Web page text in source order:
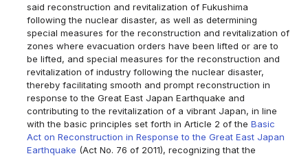
said reconstruction and revitalization of Fukushima
following the nuclear disaster, as well as determining
special measures for the reconstruction and revitalization of
zones where evacuation orders have been lifted or are to
be lifted, and special measures for the reconstruction and
revitalization of industry following the nuclear disaster,
thereby facilitating smooth and prompt reconstruction in
response to the Great East Japan Earthquake and
contributing to the revitalization of a vibrant Japan, in line
with the basic principles set forth in Article 2 of theBasic
Act on Reconstruction in Response to the Great East Japan
Earthquake (Act No. 76 of 2011), recognizing that the